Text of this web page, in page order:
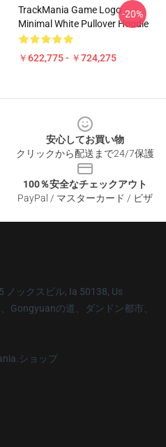
TrackMania Game Logo
Minimal White Pullover Hoodie
￥622,775 - ￥724,275
-20%
安心してお買い物
クリックから配送まで24/7保護
100％安全なチェックアウト
PayPal / マスターカード / ビザ
ノックスビル, Ia 50138, Us
Gongyuanの道、ダンドン都市、
ショップ